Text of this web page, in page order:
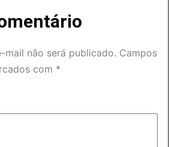
mail não será publicado. Campos
com *